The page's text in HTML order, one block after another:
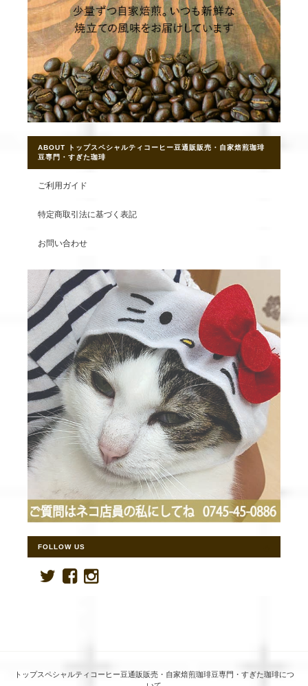
ABOUT トップスペシャルティコーヒー豆通販販売・自家焙煎珈琲
豆専門・すぎた珈琲
ご利用ガイド
特定商取引法に基づく表記
お問い合わせ
FOLLOW US
トップスペシャルティコーヒー豆通販販売・自家焙煎珈琲豆専門・すぎた珈琲につ